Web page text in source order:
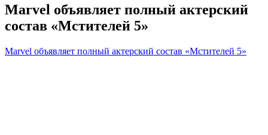
Marvel объявляет полный актерский
состав «Мстителей 5»
Marvel объявляет полный актерский состав «Мстителей 5»